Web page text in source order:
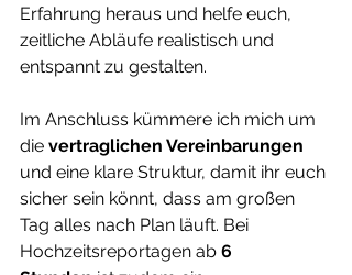
Erfahrung heraus und helfe euch,
zeitliche Abläufe realistisch und
entspannt zu gestalten.
Im Anschluss kümmere ich mich um
die vertraglichen Vereinbarungen
und eine klare Struktur, damit ihr euch
sicher sein könnt, dass am großen
Tag alles nach Plan läuft. Bei
Hochzeitsreportagen ab 6